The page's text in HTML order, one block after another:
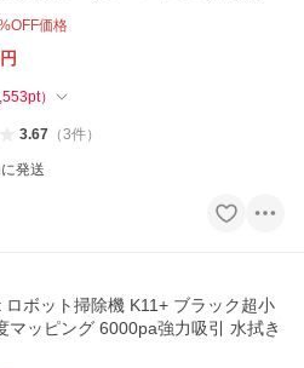
保証
価格
円
pt）
3.67（3件）
発送
ロボット掃除機 K11+ ブラック超小
マッピング 6000pa強力吸引 水拭き